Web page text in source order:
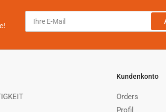
Ihre
Mail
Kundenkonto
Orders
Profil